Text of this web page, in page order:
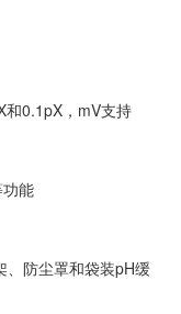
和0.1pX，mV支持
能
、防尘罩和袋装pH缓